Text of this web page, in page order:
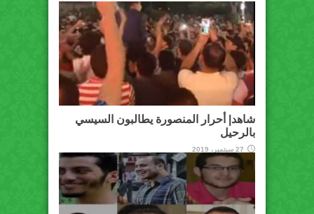
شاهد| أحرار المنصورة يطالبون السيسي
بالرحيل
27 سبتمبر، 2019